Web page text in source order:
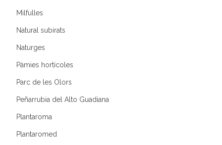
Milfulles
Natural subirats
Naturges
Pàmies hortícoles
Parc de les Olors
Peñarrubia del Alto Guadiana
Plantaroma
Plantaromed